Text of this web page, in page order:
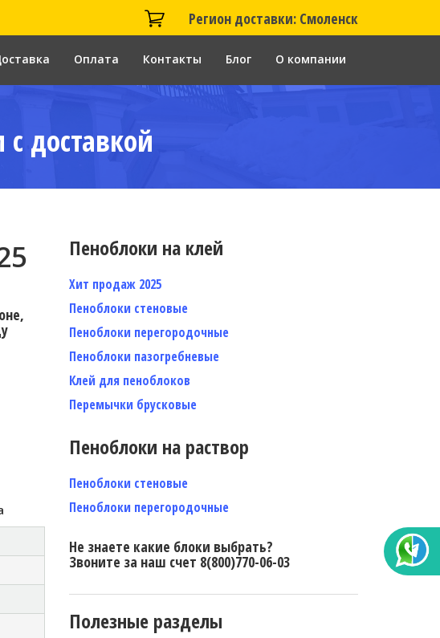
Регион доставки: Смоленск
Оплата Контакты Блог О компании
доставкой
Пеноблоки на клей
Хит продаж 2025
Пеноблоки стеновые
Пеноблоки перегородочные
Пеноблоки пазогребневые
Клей для пеноблоков
Перемычки брусковые
Пеноблоки на раствор
Пеноблоки стеновые
Пеноблоки перегородочные
Не знаете какие блоки выбрать?
Звоните за наш счет 8(800)770-06-03
Полезные разделы